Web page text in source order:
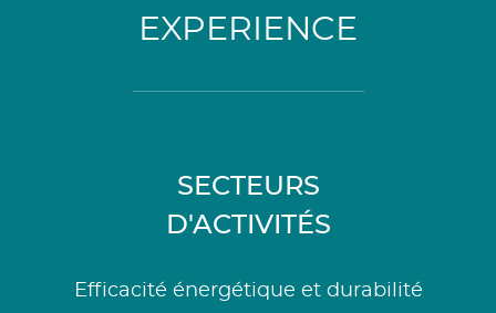
EXPERIENCE
SECTEURS
D'ACTIVITÉS
Efficacité énergétique et durabilité